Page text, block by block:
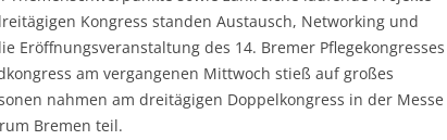
Kongress standen Austausch, Networking und
Eröffnungsveranstaltung des 14. Bremer Pflegekongresses
am vergangenen Mittwoch stieß auf großes
nahmen am dreitägigen Doppelkongress in der Messe
Bremen teil.